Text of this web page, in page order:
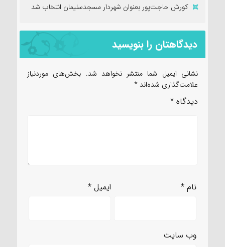
کورش حاجت‌پور بعنوان شهردار مسجدسلیمان انتخاب شد
دیدگاهتان را بنویسید
نشانی ایمیل شما منتشر نخواهد شد. بخش‌های موردنیاز
علامت‌گذاری شده‌اند *
دیدگاه *
نام* ایمیل*
وب‌ سایت